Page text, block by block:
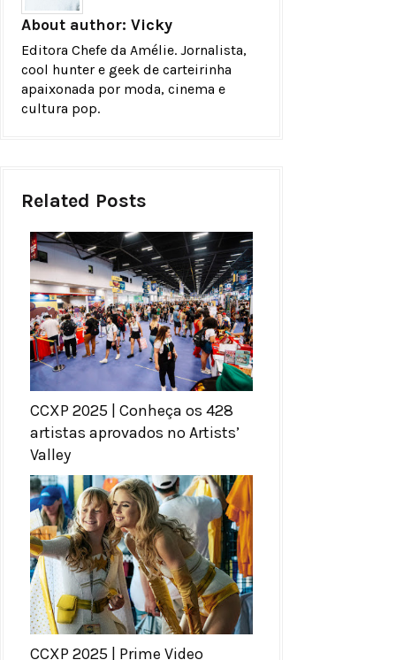
About author: Vicky
Editora Chefe da Amélie. Jornalista,
cool hunter e geek de carteirinha
apaixonada por moda, cinema e
cultura pop.
Related Posts
CCXP 2025 | Conheça os 428
artistas aprovados no Artists’
Valley
CCXP 2025 | Prime Video